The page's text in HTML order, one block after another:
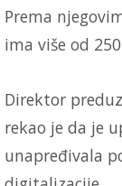
Prema
ima više od
Direktor
rekao je da je
unapređivala